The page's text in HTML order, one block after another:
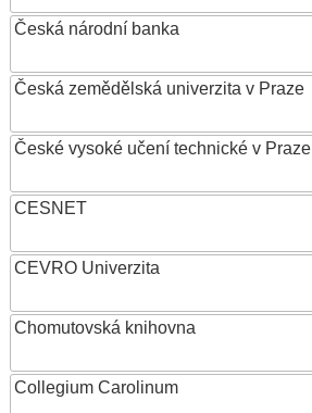
Česká národní banka
Česká zemědělská univerzita v Praze
České vysoké učení technické v Praze
CESNET
CEVRO Univerzita
Chomutovská knihovna
Collegium Carolinum